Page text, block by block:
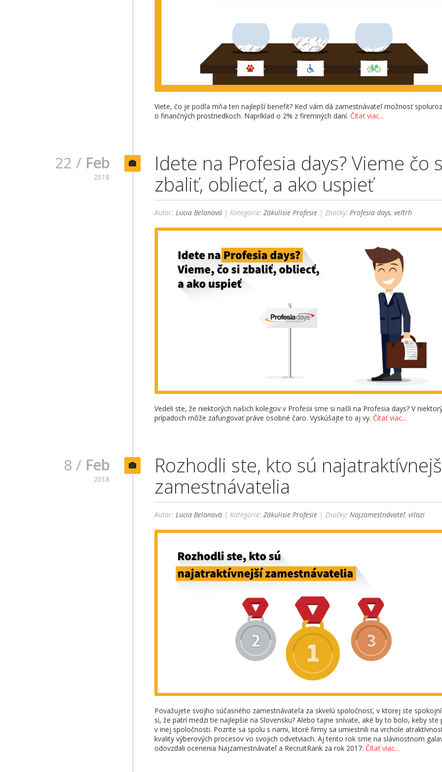
Viete, čo je podľa mňa ten najlepší benefit? Keď vám dá zamestnávateľ možnosť
o finančných prostriedkoch. Napríklad o 2% z firemných daní. Čítať viac...
22 / Feb
2018
Idete na Profesia days? Vieme čo
zbaliť, obliecť, a ako uspieť
Autor:Lucia Belanová | Kategórie:Zákulisie Profesie | Značky:Profesia days,veľtrh
Vedeli ste, že niektorých našich kolegov v Profesii sme si našli na Profesia days? V
prípadoch môže zafungovať práve osobné čaro. Vyskúšajte to aj vy. Čítať viac...
8 / Feb
2018
Rozhodli ste, kto sú
zamestnávatelia
Autor:Lucia Belanová | Kategórie:Zákulisie Profesie | Značky:Najzamestnávateľ,víťazi
Považujete svojho súčasného zamestnávateľa za skvelú spoločnosť, v ktorej ste
si, že patrí medzi tie najlepšie na Slovensku? Alebo tajne snívate, aké by to bolo, keby ste
v inej spoločnosti. Pozrite sa spolu s nami, ktoré firmy sa umiestnili na vrchole
kvality výberových procesov vo svojich odvetviach. Aj tento rok sme na slávnostnom
odovzdali ocenenia Najzamestnávateľ a RecruitRank za rok 2017. Čítať viac...